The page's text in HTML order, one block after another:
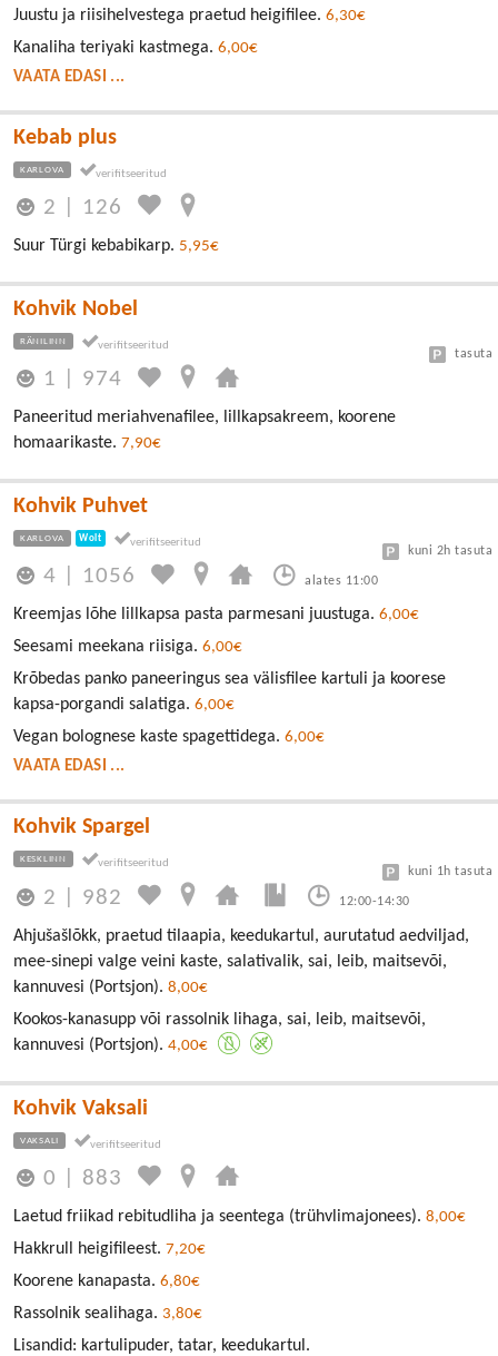
Juustu ja riisihelvestega praetud heigifilee. 6,30€
Kanaliha teriyaki kastmega. 6,00€
VAATA EDASI ...
Kebab plus
KARLOVA
2 126
Suur Türgi kebabikarp. 5,95€
Kohvik Nobel
RÄNILINN
1 974
tasuta
Paneeritud meriahvenafilee, lillkapsakreem, koorene
homaarikaste. 7,90€
Kohvik Puhvet
KARLOVA Wolt
4 1056 alates 11:00
kuni 2h tasuta
Kreemjas lõhe lillkapsa pasta parmesani juustuga. 6,00€
Seesami meekana riisiga. 6,00€
Krõbedas panko paneeringus sea välisfilee kartuli ja koorese
kapsa-porgandi salatiga. 6,00€
Vegan bolognese kaste spagettidega. 6,00€
VAATA EDASI ...
Kohvik Spargel
KESKLINN
2 982 12:00-14:30
kuni 1h tasuta
Ahjušašlõkk, praetud tilaapia, keedukartul, aurutatud aedviljad,
mee-sinepi valge veini kaste, salativalik, sai, leib, maitsevõi,
kannuvesi (Portsjon). 8,00€
Kookos-kanasupp või rassolnik lihaga, sai, leib, maitsevõi,
kannuvesi (Portsjon). 4,00€
Kohvik Vaksali
VAKSALI
0 883
Laetud friikad rebitudliha ja seentega (trühvlimajonees). 8,00€
Hakkrull heigifileest. 7,20€
Koorene kanapasta. 6,80€
Rassolnik sealihaga. 3,80€
Lisandid: kartulipuder, tatar, keedukartul.